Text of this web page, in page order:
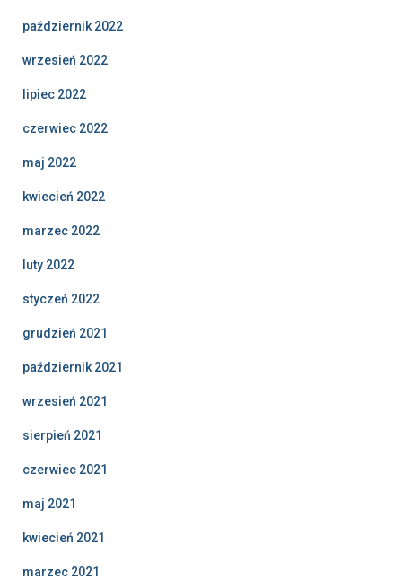
październik 2022
wrzesień 2022
lipiec 2022
czerwiec 2022
maj 2022
kwiecień 2022
marzec 2022
luty 2022
styczeń 2022
grudzień 2021
październik 2021
wrzesień 2021
sierpień 2021
czerwiec 2021
maj 2021
kwiecień 2021
marzec 2021